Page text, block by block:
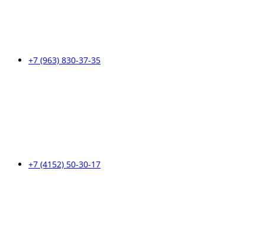
+7 (963) 830-37-35
+7 (4152) 50-30-17